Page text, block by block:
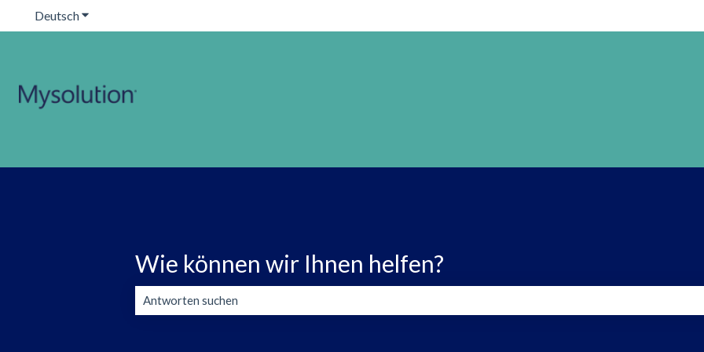
DeutschUntermenü für Übersetzungen anzeigen
Wie können wir Ihnen helfen?